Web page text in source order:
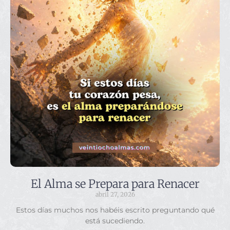
El Alma se Prepara para Renacer
abril 27, 2026
Estos días muchos nos habéis escrito preguntando qué
está sucediendo.